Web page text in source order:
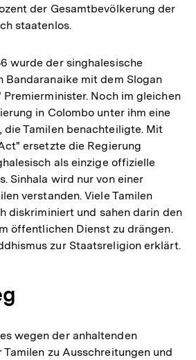
der Gesamtbevölkerung der
staatenlos.
wurde der singhalesische
Bandaranaike mit dem Slogan
Noch im gleichen
in Colombo unter ihm eine
die Tamilen benachteiligte. Mit
ersetzte die Regierung
als einzige offizielle
Sinhala wird nur von einer
verstanden. Viele Tamilen
diskriminiert und sahen darin den
öffentlichen Dienst zu drängen.
zur Staatsreligion erklärt.
wegen der anhaltenden
zu Ausschreitungen und